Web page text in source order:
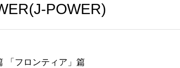
POWER)
「フロンティア」篇